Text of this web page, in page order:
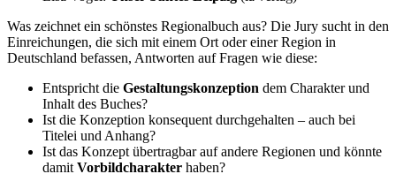
Was zeichnet ein schönstes Regionalbuch aus? Die Jury sucht in den
Einreichungen, die sich mit einem Ort oder einer Region in
Deutschland befassen, Antworten auf Fragen wie diese:
Entspricht die Gestaltungskonzeption dem Charakter und
Inhalt des Buches?
Ist die Konzeption konsequent durchgehalten – auch bei
Titelei und Anhang?
Ist das Konzept übertragbar auf andere Regionen und könnte
damit Vorbildcharakter haben?